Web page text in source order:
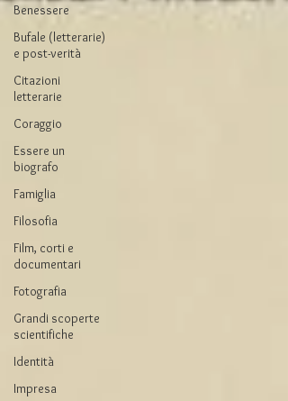
Benessere
Bufale (letterarie)
e post-verità
Citazioni
letterarie
Coraggio
Essere un
biografo
Famiglia
Filosofia
Film, corti e
documentari
Fotografia
Grandi scoperte
scientifiche
Identità
Impresa